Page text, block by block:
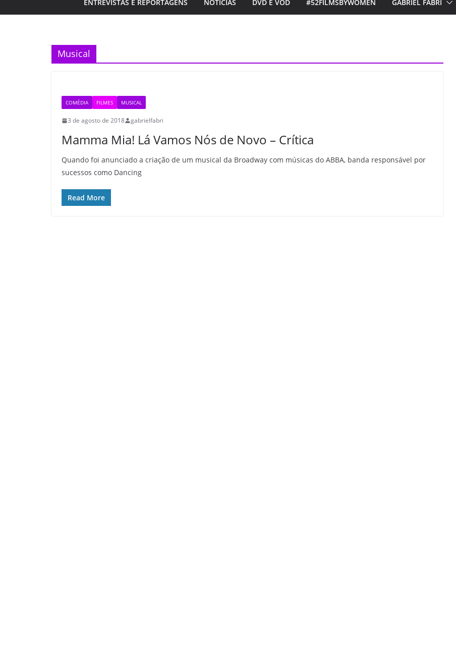
ENTREVISTAS E REPORTAGENS NOTÍCIAS DVD E VOD #52FILMSBYWOMEN GABRIEL FABRI
Musical
COMÉDIA FILMES MUSICAL
3 de agosto de 2018 gabrielfabri
Mamma Mia! Lá Vamos Nós de Novo – Crítica
Quando foi anunciado a criação de um musical da Broadway com músicas do ABBA, banda responsável por
sucessos como Dancing
Read More